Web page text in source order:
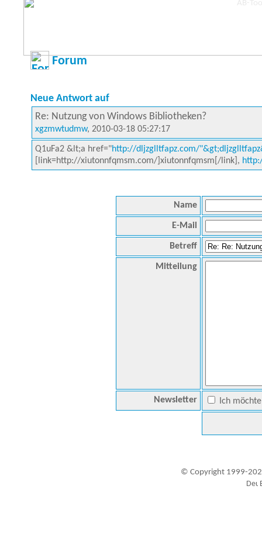
Forum
Neue Antwort auf
Re: Nutzung von Windows Bibliotheken?
xgzmwtudmw, 2010-03-18 05:27:17
Q1uFa2 &lt;a href="http://dljzglltfapz.com/
[link=http://xiutonnfqmsm.com/]xiutonnfqmsm[/link],
Name
E-Mail
Betreff
Mitteilung
Newsletter Ich
© Copyright 1999-